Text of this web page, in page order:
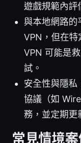
遊戲規範內評
與本地網路的
VPN，但在特
VPN 可能是
試。
安全性與隱私
協議（如
務，並定期更
常見情境